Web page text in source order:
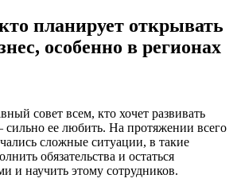
планирует открывать
особенно в регионах
совет всем, кто хочет развивать
ее любить. На протяжении всего
сложные ситуации, в такие
обязательства и остаться
и научить этому сотрудников.